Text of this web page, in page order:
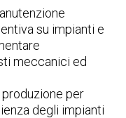
su impianti e
meccanici ed
per
degli impianti